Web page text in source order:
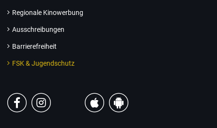
Regionale Kinowerbung
Ausschreibungen
Barrierefreiheit
FSK & Jugendschutz